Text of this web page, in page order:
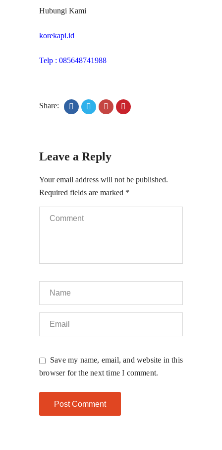
Hubungi Kami
korekapi.id
Telp : 085648741988
Share:
Leave a Reply
Your email address will not be published.
Required fields are marked *
Save my name, email, and website in this
browser for the next time I comment.